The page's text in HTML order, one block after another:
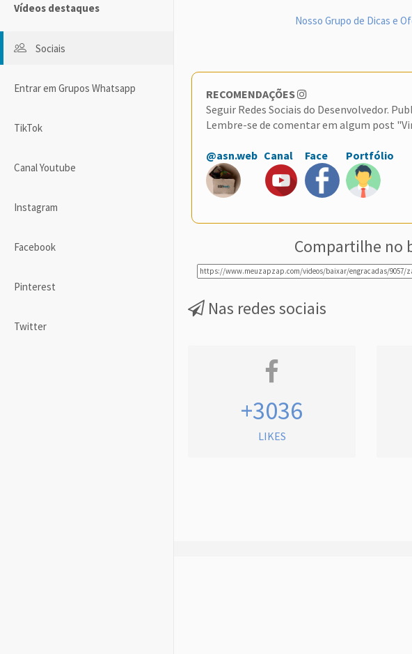
Vídeos destaques
Sociais
Entrar em Grupos Whatsapp
TikTok
Canal Youtube
Instagram
Facebook
Pinterest
Twitter
Nosso Grupo de Dicas e
RECOMENDAÇÕES
Seguir Redes Sociais do Desenvolvedor.
Lembre-se de comentar em algum post
@asn.web Canal Face Portfólio
Compartilhe no
Nas redes sociais
+3036
LIKES